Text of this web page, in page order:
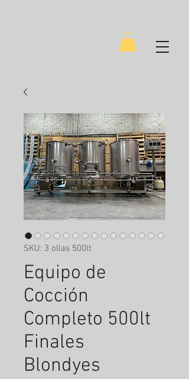
SKU: 3 ollas 500lt
Equipo de
Cocción
Completo 500lt
Finales
Blondyes